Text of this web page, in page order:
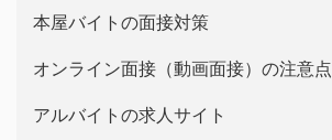
本屋バイトの面接対策
オンライン面接（動画面接）の注意点
アルバイトの求人サイト